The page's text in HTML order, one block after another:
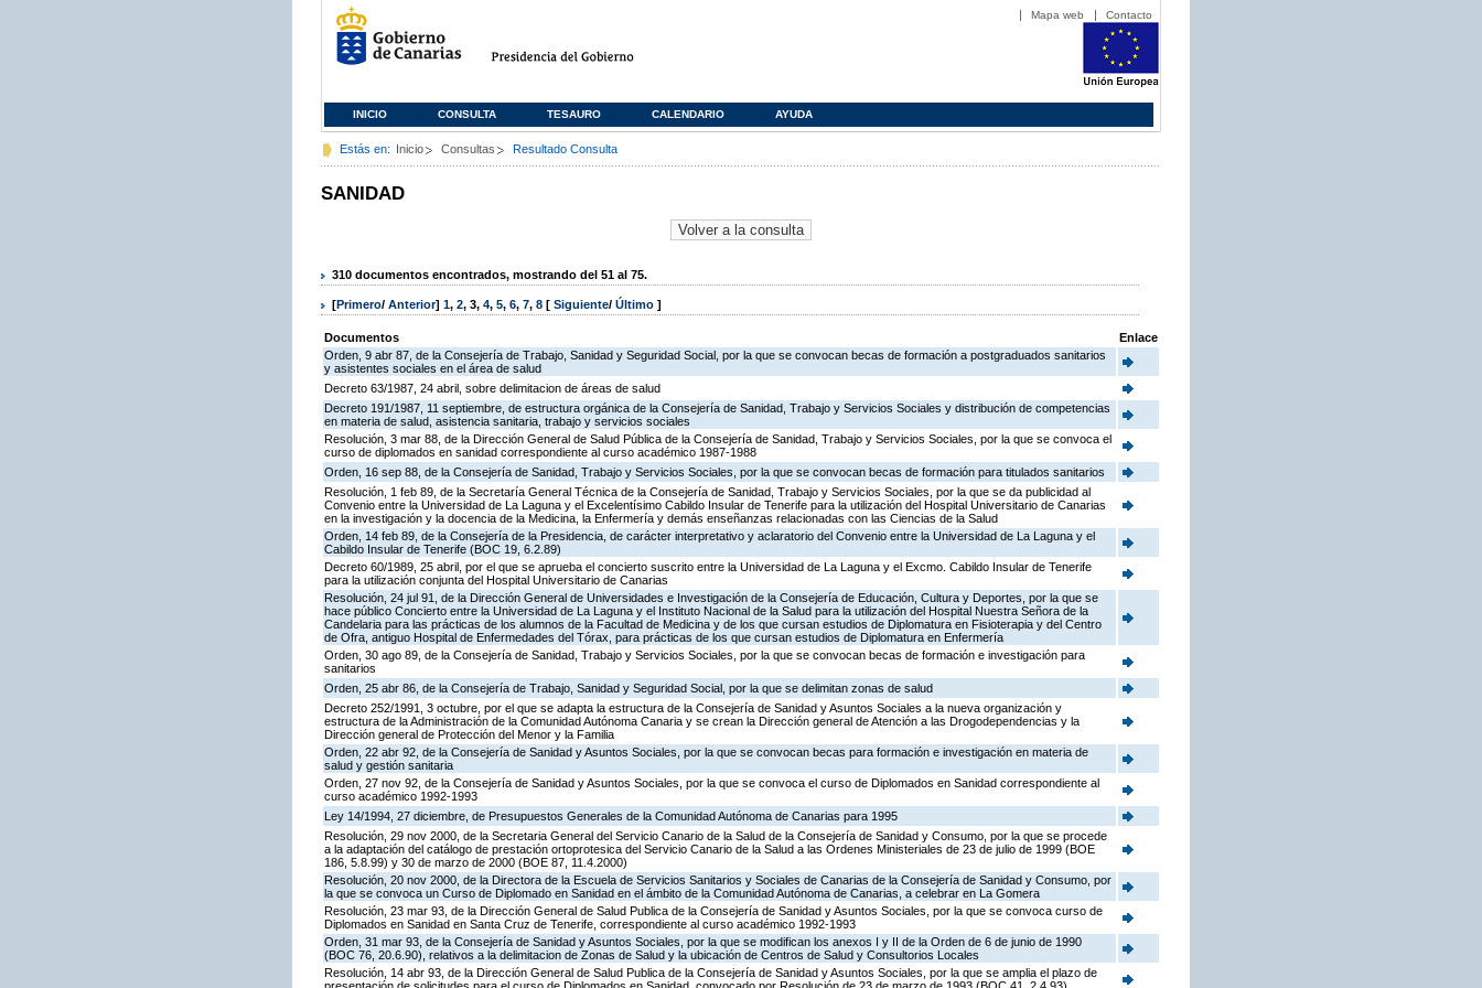
Mapa web Contacto
INICIO CONSULTA TESAURO CALENDARIO AYUDA
Estás en: Inicio Consultas Resultado Consulta
SANIDAD
310 documentos encontrados, mostrando del 51 al 75.
[Primero/ Anterior] 1, 2, 3, 4, 5, 6, 7, 8 [ Siguiente/ Último ]
Documentos
Enlace
Orden, 9 abr 87, de la Consejería de Trabajo, Sanidad y Seguridad Social, por la que se convocan becas de formación a postgraduados sanitarios
y asistentes sociales en el área de salud
Decreto 63/1987, 24 abril, sobre delimitacion de áreas de salud
Decreto 191/1987, 11 septiembre, de estructura orgánica de la Consejería de Sanidad, Trabajo y Servicios Sociales y distribución de competencias
en materia de salud, asistencia sanitaria, trabajo y servicios sociales
Resolución, 3 mar 88, de la Dirección General de Salud Pública de la Consejería de Sanidad, Trabajo y Servicios Sociales, por la que se convoca el
curso de diplomados en sanidad correspondiente al curso académico 1987-1988
Orden, 16 sep 88, de la Consejería de Sanidad, Trabajo y Servicios Sociales, por la que se convocan becas de formación para titulados sanitarios
Resolución, 1 feb 89, de la Secretaría General Técnica de la Consejería de Sanidad, Trabajo y Servicios Sociales, por la que se da publicidad al
Convenio entre la Universidad de La Laguna y el Excelentísimo Cabildo Insular de Tenerife para la utilización del Hospital Universitario de Canarias
en la investigación y la docencia de la Medicina, la Enfermería y demás enseñanzas relacionadas con las Ciencias de la Salud
Orden, 14 feb 89, de la Consejería de la Presidencia, de carácter interpretativo y aclaratorio del Convenio entre la Universidad de La Laguna y el
Cabildo Insular de Tenerife (BOC 19, 6.2.89)
Decreto 60/1989, 25 abril, por el que se aprueba el concierto suscrito entre la Universidad de La Laguna y el Excmo. Cabildo Insular de Tenerife
para la utilización conjunta del Hospital Universitario de Canarias
Resolución, 24 jul 91, de la Dirección General de Universidades e Investigación de la Consejería de Educación, Cultura y Deportes, por la que se
hace público Concierto entre la Universidad de La Laguna y el Instituto Nacional de la Salud para la utilización del Hospital Nuestra Señora de la
Candelaria para las prácticas de los alumnos de la Facultad de Medicina y de los que cursan estudios de Diplomatura en Fisioterapia y del Centro
de Ofra, antiguo Hospital de Enfermedades del Tórax, para prácticas de los que cursan estudios de Diplomatura en Enfermería
Orden, 30 ago 89, de la Consejería de Sanidad, Trabajo y Servicios Sociales, por la que se convocan becas de formación e investigación para
sanitarios
Orden, 25 abr 86, de la Consejería de Trabajo, Sanidad y Seguridad Social, por la que se delimitan zonas de salud
Decreto 252/1991, 3 octubre, por el que se adapta la estructura de la Consejería de Sanidad y Asuntos Sociales a la nueva organización y
estructura de la Administración de la Comunidad Autónoma Canaria y se crean la Dirección general de Atención a las Drogodependencias y la
Dirección general de Protección del Menor y la Familia
Orden, 22 abr 92, de la Consejería de Sanidad y Asuntos Sociales, por la que se convocan becas para formación e investigación en materia de
salud y gestión sanitaria
Orden, 27 nov 92, de la Consejería de Sanidad y Asuntos Sociales, por la que se convoca el curso de Diplomados en Sanidad correspondiente al
curso académico 1992-1993
Ley 14/1994, 27 diciembre, de Presupuestos Generales de la Comunidad Autónoma de Canarias para 1995
Resolución, 29 nov 2000, de la Secretaria General del Servicio Canario de la Salud de la Consejería de Sanidad y Consumo, por la que se procede
a la adaptación del catálogo de prestación ortoprotesica del Servicio Canario de la Salud a las Ordenes Ministeriales de 23 de julio de 1999 (BOE
186, 5.8.99) y 30 de marzo de 2000 (BOE 87, 11.4.2000)
Resolución, 20 nov 2000, de la Directora de la Escuela de Servicios Sanitarios y Sociales de Canarias de la Consejería de Sanidad y Consumo, por
la que se convoca un Curso de Diplomado en Sanidad en el ámbito de la Comunidad Autónoma de Canarias, a celebrar en La Gomera
Resolución, 23 mar 93, de la Dirección General de Salud Publica de la Consejería de Sanidad y Asuntos Sociales, por la que se convoca curso de
Diplomados en Sanidad en Santa Cruz de Tenerife, correspondiente al curso académico 1992-1993
Orden, 31 mar 93, de la Consejería de Sanidad y Asuntos Sociales, por la que se modifican los anexos I y II de la Orden de 6 de junio de 1990
(BOC 76, 20.6.90), relativos a la delimitacion de Zonas de Salud y la ubicación de Centros de Salud y Consultorios Locales
Resolución, 14 abr 93, de la Dirección General de Salud Publica de la Consejería de Sanidad y Asuntos Sociales, por la que se amplia el plazo de